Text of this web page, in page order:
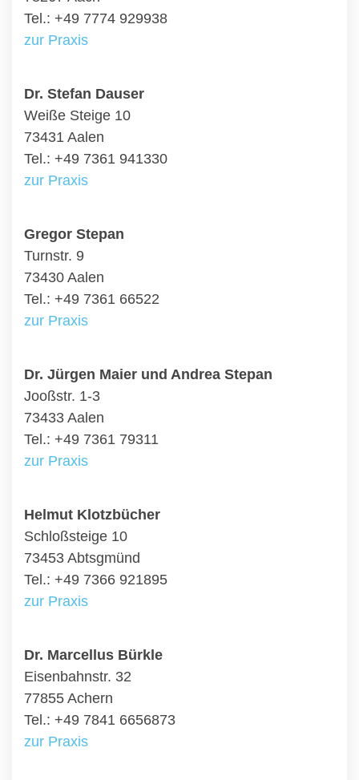
Tel.: +49 7774 929938
zur Praxis
Dr. Stefan Dauser
Weiße Steige 10
73431 Aalen
Tel.: +49 7361 941330
zur Praxis
Gregor Stepan
Turnstr. 9
73430 Aalen
Tel.: +49 7361 66522
zur Praxis
Dr. Jürgen Maier und Andrea Stepan
Jooßstr. 1-3
73433 Aalen
Tel.: +49 7361 79311
zur Praxis
Helmut Klotzbücher
Schloßsteige 10
73453 Abtsgmünd
Tel.: +49 7366 921895
zur Praxis
Dr. Marcellus Bürkle
Eisenbahnstr. 32
77855 Achern
Tel.: +49 7841 6656873
zur Praxis